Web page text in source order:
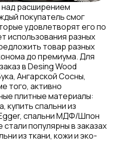
расширением
покупатель смог
удовлетворят его по
использования разных
товар разных
до премиума. Для
в Desing Wood
Ангарской Сосны,
того, активно
плитные материалы:
купить спальни из
спальни МДФ/Шпон
популярны в заказах
из ткани, кожи и эко-